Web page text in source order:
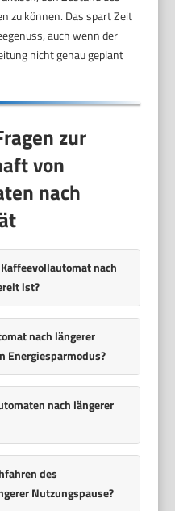
zu können. Das spart Zeit
auch wenn der
nicht genau geplant
zur
von
nach
nach
ist?
nach längerer
Energiesparmodus?
nach längerer
des
Nutzungspause?